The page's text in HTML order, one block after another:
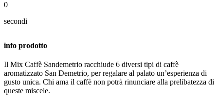
0
secondi
info prodotto
Il Mix Caffè Sandemetrio racchiude 6 diversi tipi di caffè
aromatizzato San Demetrio, per regalare al palato un’esperienza di
gusto unica. Chi ama il caffè non potrà rinunciare alla prelibatezza di
queste miscele.